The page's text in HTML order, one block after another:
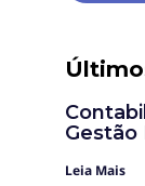
Gestão
Leia Mais